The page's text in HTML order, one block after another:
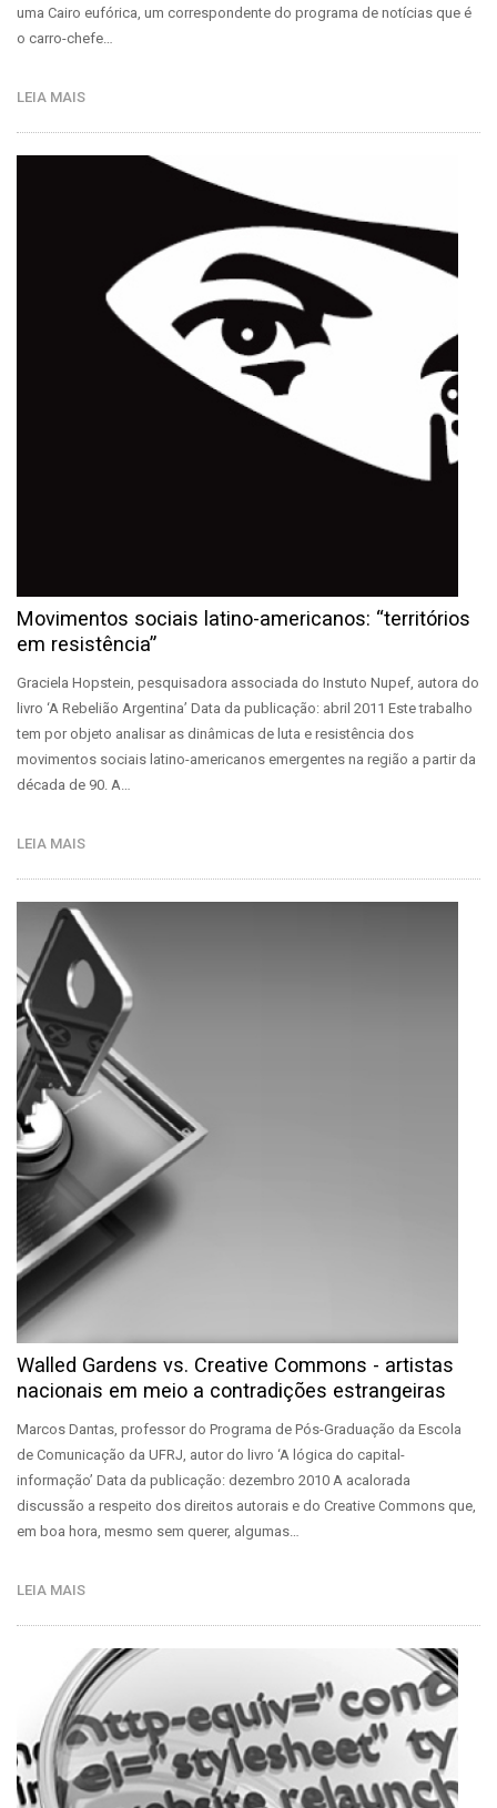
uma Cairo eufórica, um correspondente do programa de notícias que é
o carro-chefe…
LEIA MAIS
Movimentos sociais latino-americanos: “territórios
em resistência”
Graciela Hopstein, pesquisadora associada do Instuto Nupef, autora do
livro ‘A Rebelião Argentina’ Data da publicação: abril 2011 Este trabalho
tem por objeto analisar as dinâmicas de luta e resistência dos
movimentos sociais latino-americanos emergentes na região a partir da
década de 90. A…
LEIA MAIS
Walled Gardens vs. Creative Commons - artistas
nacionais em meio a contradições estrangeiras
Marcos Dantas, professor do Programa de Pós-Graduação da Escola
de Comunicação da UFRJ, autor do livro ‘A lógica do capital-
informação’ Data da publicação: dezembro 2010 A acalorada
discussão a respeito dos direitos autorais e do Creative Commons que,
em boa hora, mesmo sem querer, algumas…
LEIA MAIS